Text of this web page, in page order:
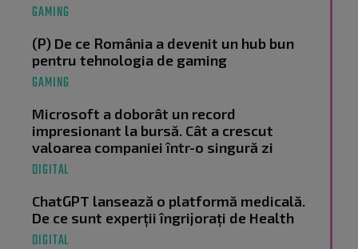
GAMING
(P) De ce România a devenit un hub bun
pentru tehnologia de gaming
GAMING
Microsoft a doborât un record
impresionant la bursă. Cât a crescut
valoarea companiei într-o singură zi
DIGITAL
ChatGPT lansează o platformă medicală.
De ce sunt experții îngrijorați de Health
DIGITAL